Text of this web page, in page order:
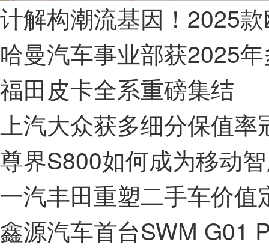
计解构潮流基因！2025
哈曼汽车事业部获2025
福田皮卡全系重磅集结
上汽大众获多细分保值率
尊界S800如何成为移动
一汽丰田重塑二手车价值
鑫源汽车首台SWM G01